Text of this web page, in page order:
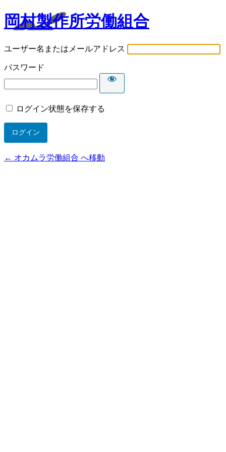
岡村製作所労働組合
ユーザー名またはメールアドレス
パスワード
ログイン状態を保存する
← オカムラ労働組合 へ移動